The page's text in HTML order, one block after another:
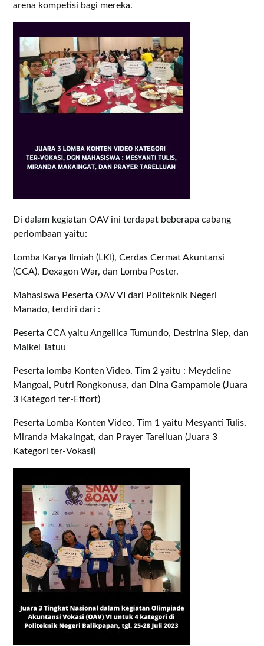
arena kompetisi bagi mereka.
Di dalam kegiatan OAV ini terdapat beberapa cabang
perlombaan yaitu:
Lomba Karya Ilmiah (LKI), Cerdas Cermat Akuntansi
(CCA), Dexagon War, dan Lomba Poster.
Mahasiswa Peserta OAV VI dari Politeknik Negeri
Manado, terdiri dari :
Peserta CCA yaitu Angellica Tumundo, Destrina Siep, dan
Maikel Tatuu
Peserta lomba Konten Video, Tim 2 yaitu : Meydeline
Mangoal, Putri Rongkonusa, dan Dina Gampamole (Juara
3 Kategori ter-Effort)
Peserta Lomba Konten Video, Tim 1 yaitu Mesyanti Tulis,
Miranda Makaingat, dan Prayer Tarelluan (Juara 3
Kategori ter-Vokasi)